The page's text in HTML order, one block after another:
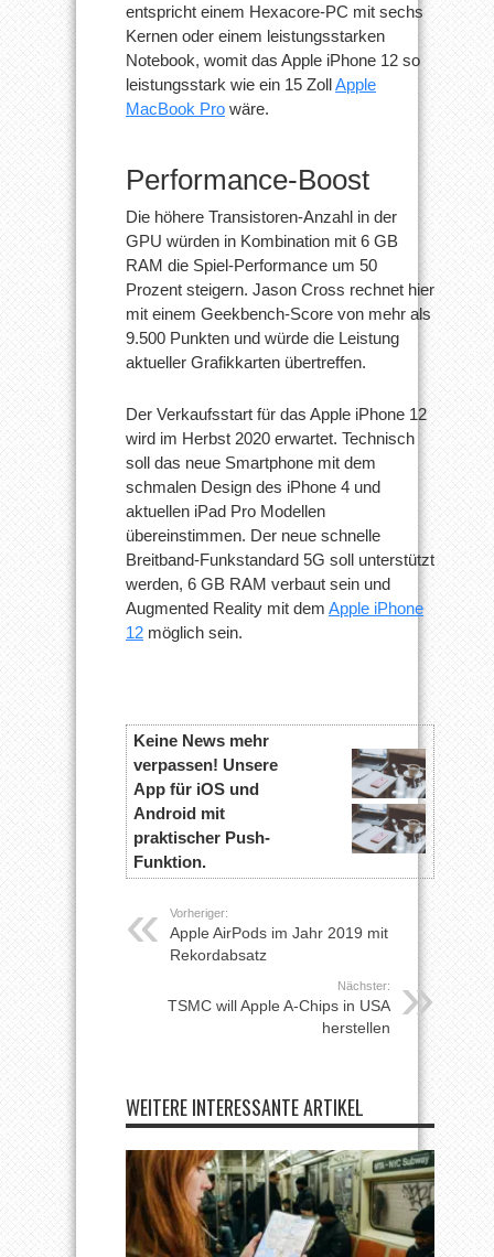
entspricht einem Hexacore-PC mit sechs
Kernen oder einem leistungsstarken
Notebook, womit das Apple iPhone 12 so
leistungsstark wie ein 15 ZollApple
MacBook Pro wäre.
Performance-Boost
Die höhere Transistoren-Anzahl in der
GPU würden in Kombination mit 6 GB
RAM die Spiel-Performance um 50
Prozent steigern. Jason Cross rechnet hier
mit einem Geekbench-Score von mehr als
9.500 Punkten und würde die Leistung
aktueller Grafikkarten übertreffen.
Der Verkaufsstart für das Apple iPhone 12
wird im Herbst 2020 erwartet. Technisch
soll das neue Smartphone mit dem
schmalen Design des iPhone 4 und
aktuellen iPad Pro Modellen
übereinstimmen. Der neue schnelle
Breitband-Funkstandard 5G soll unterstützt
werden, 6 GB RAM verbaut sein und
Augmented Reality mit dem Apple iPhone
12 möglich sein.
Keine News mehr
verpassen! Unsere
App für iOS und
Android mit
praktischer Push-
Funktion.
Vorheriger:
Apple AirPods im Jahr 2019 mit
Rekordabsatz
Nächster:
TSMC will Apple A-Chips in USA
herstellen
WEITERE INTERESSANTE ARTIKEL